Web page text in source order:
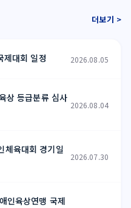
더보기 >
대회 일정 2026.08.05
상 등급분류 심사
2026.08.04
체육대회 경기일
2026.07.30
인육상연맹 국제